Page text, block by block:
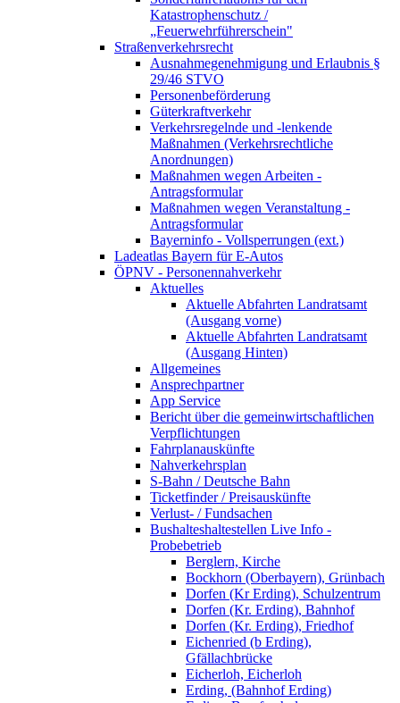
Katastrophenschutz /
„Feuerwehrführerschein"
Straßenverkehrsrecht
Ausnahmegenehmigung und Erlaubnis §
29/46 STVO
Personenbeförderung
Güterkraftverkehr
Verkehrsregelnde und -lenkende
Maßnahmen (Verkehrsrechtliche
Anordnungen)
Maßnahmen wegen Arbeiten -
Antragsformular
Maßnahmen wegen Veranstaltung -
Antragsformular
Bayerninfo - Vollsperrungen (ext.)
Ladeatlas Bayern für E-Autos
ÖPNV - Personennahverkehr
Aktuelles
Aktuelle Abfahrten Landratsamt
(Ausgang vorne)
Aktuelle Abfahrten Landratsamt
(Ausgang Hinten)
Allgemeines
Ansprechpartner
App Service
Bericht über die gemeinwirtschaftlichen
Verpflichtungen
Fahrplanauskünfte
Nahverkehrsplan
S-Bahn / Deutsche Bahn
Ticketfinder / Preisauskünfte
Verlust- / Fundsachen
Bushalteshaltestellen Live Info -
Probebetrieb
Berglern, Kirche
Bockhorn (Oberbayern), Grünbach
Dorfen (Kr Erding), Schulzentrum
Dorfen (Kr. Erding), Bahnhof
Dorfen (Kr. Erding), Friedhof
Eichenried (b Erding),
Gfällachbrücke
Eicherloh, Eicherloh
Erding, (Bahnhof Erding)